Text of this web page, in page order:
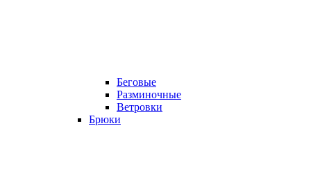
Беговые
Разминочные
Ветровки
Брюки